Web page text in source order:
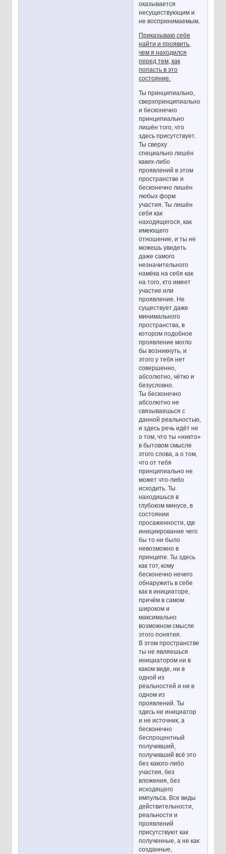
оказывается
несуществующим и
не воспринимаемым.
Приказываю себе
найти и проявить,
чем я находился
перед тем, как
попасть в это
состояние.
Ты принципиально,
сверхпринципиально
и бесконечно
принципиально
лишён того, что
здесь присутствует.
Ты сверху
специально лишён
каких-либо
проявлений в этом
пространстве и
бесконечно лишён
любых форм
участия. Ты лишён
себя как
находящегося, как
имеющего
отношение, и ты не
можешь увидеть
даже самого
незначительного
намёка на себя как
на того, кто имеет
участие или
проявление. Не
существует даже
минимального
пространства, в
котором подобное
проявление могло
бы возникнуть, и
этого у тебя нет
совершенно,
абсолютно, чётко и
безусловно.
Ты бесконечно
абсолютно не
связываешься с
данной реальностью,
и здесь речь идёт не
о том, что ты «никто»
в бытовом смысле
этого слова, а о том,
что от тебя
принципиально не
может что-либо
исходить. Ты
находишься в
глубоком минусе, в
состоянии
просаженности, где
инициирование чего
бы то ни было
невозможно в
принципе. Ты здесь
как тот, кому
бесконечно нечего
обнаружить в себе
как в инициаторе,
причём в самом
широком и
максимально
возможном смысле
этого понятия.
В этом пространстве
ты не являешься
инициатором ни в
каком виде, ни в
одной из
реальностей и ни в
одном из
проявлений. Ты
здесь не инициатор
и не источник, а
бесконечно
беспроцентный
получивший,
получивший всё это
без какого-либо
участия, без
вложения, без
исходящего
импульса. Все виды
действительности,
реальности и
проявлений
присутствуют как
полученные, а не как
созданные,